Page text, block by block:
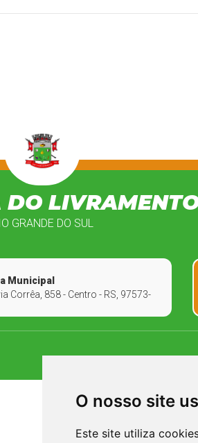
O nosso site
Este site utiliza
GRANDE DO SUL
Municipal
Corrêa, 858 - Centro - RS, 97573-